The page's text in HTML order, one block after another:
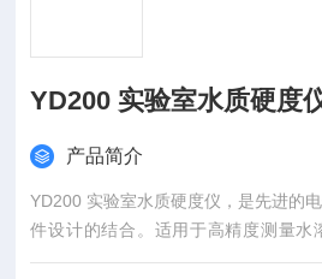
YD200 实验室水质硬度
产品简介
YD200 实验室水质硬度仪，是先进的
件设计的结合。适用于高精度测量水
校，研究所和工矿企业的实验室及野